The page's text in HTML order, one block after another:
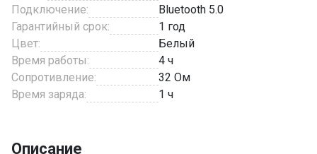
Подключение:
Bluetooth 5.0
Гарантийный срок:
1 год
Цвет:
Белый
Время работы:
4 ч
Сопротивление:
32 Ом
Время заряда:
1 ч
Описание